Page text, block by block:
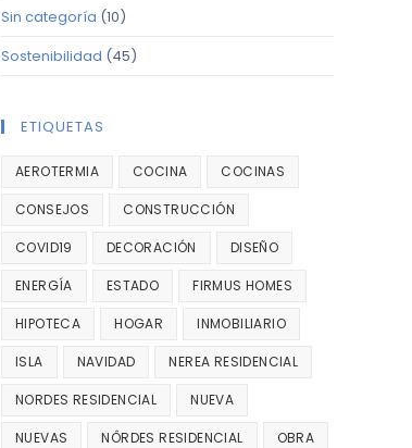
Sin categoría (10)
Sostenibilidad (45)
ETIQUETAS
AEROTERMIA COCINA COCINAS
CONSEJOS CONSTRUCCIÓN
COVID19 DECORACIÓN DISEÑO
ENERGÍA ESTADO FIRMUS HOMES
HIPOTECA HOGAR INMOBILIARIO
ISLA NAVIDAD NEREA RESIDENCIAL
NORDES RESIDENCIAL NUEVA
NUEVAS NÔRDES RESIDENCIAL OBRA